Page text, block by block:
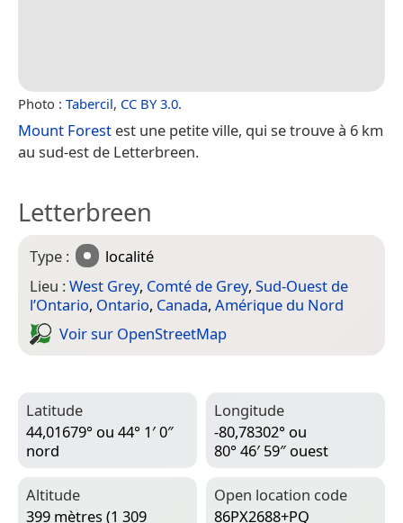
Photo : Tabercil, CC BY 3.0.
Mount Forest est une petite ville, qui se trouve à 6 km
au sud-est de Letterbreen.
Letterbreen
Type :
localité
Lieu :West Grey, Comté de Grey, Sud-Ouest de
l’Ontario, Ontario, Canada, Amérique du Nord
Voir sur Open­Street­Map
Latitude
44,01679° ou 44° 1′ 0″
nord
Longitude
-80,78302° ou
80° 46′ 59″ ouest
Altitude
399 mètres (1 309
Open location code
86PX2688+PQ